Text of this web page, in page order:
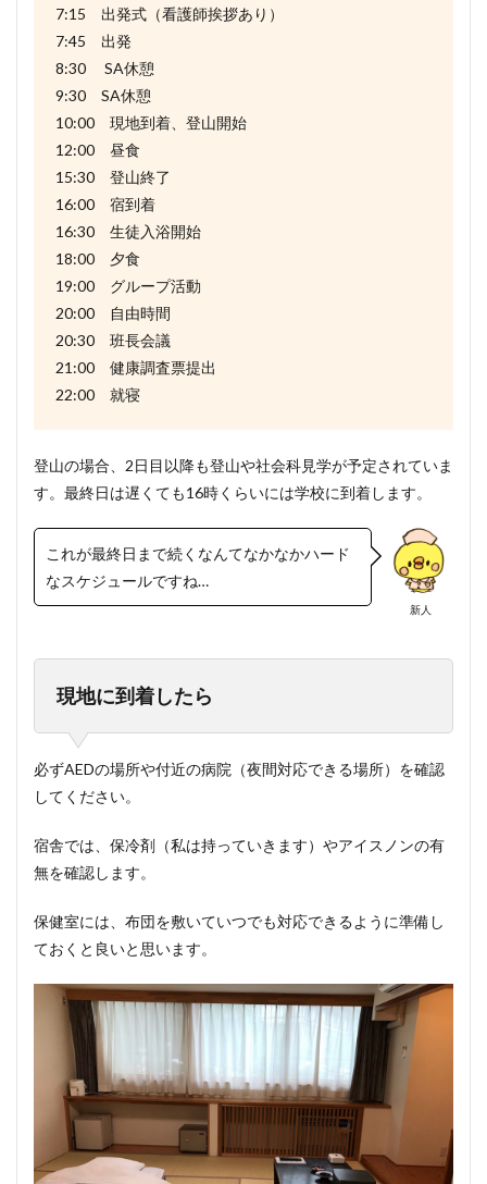
7:15 出発式（看護師挨拶あり）
7:45 出発
8:30 SA休憩
9:30 SA休憩
10:00 現地到着、登山開始
12:00 昼食
15:30 登山終了
16:00 宿到着
16:30 生徒入浴開始
18:00 夕食
19:00 グループ活動
20:00 自由時間
20:30 班長会議
21:00 健康調査票提出
22:00 就寝
登山の場合、2日目以降も登山や社会科見学が予定されていま
す。最終日は遅くても16時くらいには学校に到着します。
新人
これが最終日まで続くなんてなかなかハード
なスケジュールですね…
現地に到着したら
必ずAEDの場所や付近の病院（夜間対応できる場所）を確認
してください。
宿舎では、保冷剤（私は持っていきます）やアイスノンの有
無を確認します。
保健室には、布団を敷いていつでも対応できるように準備し
ておくと良いと思います。